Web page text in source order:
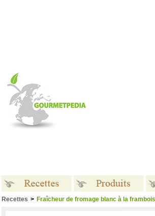
Recettes > Fraîcheur de fromage blanc à la